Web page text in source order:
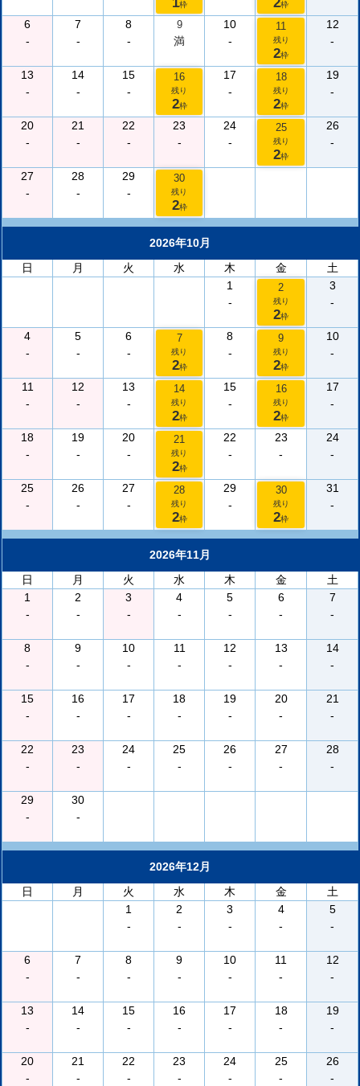
1枠 2枠
6
-
7
-
8
-
9
満
10
-
11
残り
2枠
12
-
13
-
14
-
15
-
16
残り
2枠
17
-
18
残り
2枠
19
-
20
-
21
-
22
-
23
-
24
-
25
残り
2枠
26
-
27
-
28
-
29
-
30
残り
2枠
2026年10月
日
月 火 水 木 金
土
1
-
2
残り
2枠
3
-
4
-
5
-
6
-
7
残り
2枠
8
-
9
残り
2枠
10
-
11
-
12
-
13
-
14
残り
2枠
15
-
16
残り
2枠
17
-
18
-
19
-
20
-
21
残り
2枠
22
-
23
-
24
-
25
-
26
-
27
-
28
残り
2枠
29
-
30
残り
2枠
31
-
2026年11月
日
月 火 水 木 金
土
1
-
2
-
3
-
4
-
5
-
6
-
7
-
8
-
9
-
10
-
11
-
12
-
13
-
14
-
15
-
16
-
17
-
18
-
19
-
20
-
21
-
22
-
23
-
24
-
25
-
26
-
27
-
28
-
29
-
30
-
2026年12月
日
月 火 水 木 金
土
1
-
2
-
3
-
4
-
5
-
6
-
7
-
8
-
9
-
10
-
11
-
12
-
13
-
14
-
15
-
16
-
17
-
18
-
19
-
20
-
21
-
22
-
23
-
24
-
25
-
26
-